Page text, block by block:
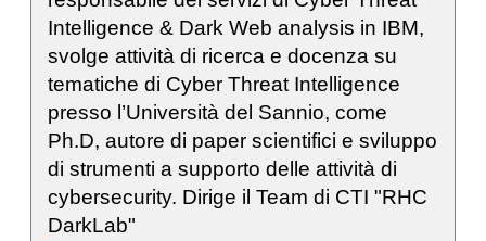
Intelligence & Dark Web analysis in IBM,
svolge attività di ricerca e docenza su
tematiche di Cyber Threat Intelligence
presso l’Università del Sannio, come
Ph.D, autore di paper scientifici e sviluppo
di strumenti a supporto delle attività di
cybersecurity. Dirige il Team di CTI "RHC
DarkLab"